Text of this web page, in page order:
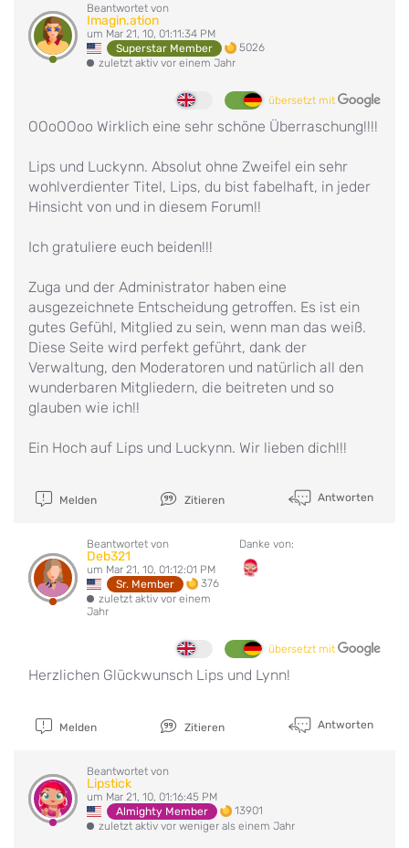
Beantwortet von
Imagin.ation
um Mar 21, 10, 01:11:34 PM
Superstar Member
5026
zuletzt aktiv vor einem Jahr
übersetzt mit
OOoOOoo Wirklich eine sehr schöne Überraschung!!!!
Lips und Luckynn. Absolut ohne Zweifel ein sehr
wohlverdienter Titel, Lips, du bist fabelhaft, in jeder
Hinsicht von und in diesem Forum!!
Ich gratuliere euch beiden!!!
Zuga und der Administrator haben eine
ausgezeichnete Entscheidung getroffen. Es ist ein
gutes Gefühl, Mitglied zu sein, wenn man das weiß.
Diese Seite wird perfekt geführt, dank der
Verwaltung, den Moderatoren und natürlich all den
wunderbaren Mitgliedern, die beitreten und so
glauben wie ich!!
Ein Hoch auf Lips und Luckynn. Wir lieben dich!!!
Melden Zitieren Antworten
Beantwortet von
Deb321
um Mar 21, 10, 01:12:01 PM
Sr. Member
376
zuletzt aktiv vor einem
Jahr
Danke von:
übersetzt mit
Herzlichen Glückwunsch Lips und Lynn!
Melden Zitieren Antworten
Beantwortet von
Lipstick
um Mar 21, 10, 01:16:45 PM
Almighty Member
13901
zuletzt aktiv vor weniger als einem Jahr